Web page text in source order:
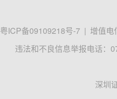
粤ICP备09109218号-7 | 增值电
违法和不良信息举报电话：
深圳